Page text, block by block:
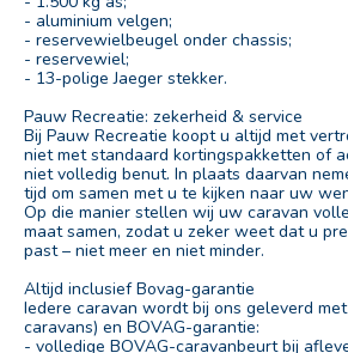
- aluminium velgen;
- reservewielbeugel onder chassis;
- reservewiel;
- 13-polige Jaeger stekker.
Pauw Recreatie: zekerheid & service
Bij Pauw Recreatie koopt u altijd met
niet met standaard kortingspakketten of
niet volledig benut. In plaats daarvan
tijd om samen met u te kijken naar uw
Op die manier stellen wij uw caravan
maat samen, zodat u zeker weet dat u
past – niet meer en niet minder.
Altijd inclusief Bovag-garantie
Iedere caravan wordt bij ons geleverd
caravans) en BOVAG-garantie:
- volledige BOVAG-caravanbeurt bij